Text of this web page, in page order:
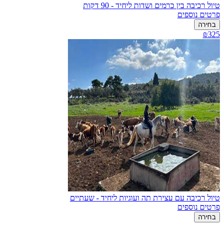
טיול רכיבה בין כרמים ושדות ליחיד - 90 דקות
פרטים נוספים
בחירה
₪325
טיול רכיבה עם עצירת תה ועוגיות ליחיד - שעתיים
פרטים נוספים
בחירה